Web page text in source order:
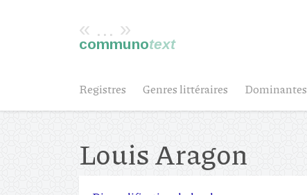
« ... »
communotext
Registres Genres littéraires Dominantes
Louis Aragon